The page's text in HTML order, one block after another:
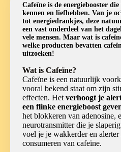
Cafeïne is de energiebooster
kennen en liefhebben. Van je
tot energiedrankjes, deze
een vast onderdeel van het
vele mensen. Maar wat is
welke producten bevatten
uitzoeken!
Wat is Cafeïne?
Cafeïne is een natuurlijk
vooral bekend staat om zijn
effecten. Het verhoogt je
een flinke energieboost
het blokkeren van adenosine,
neurotransmitter die je
voel je je wakkerder en alerter
consumeren van cafeïne.